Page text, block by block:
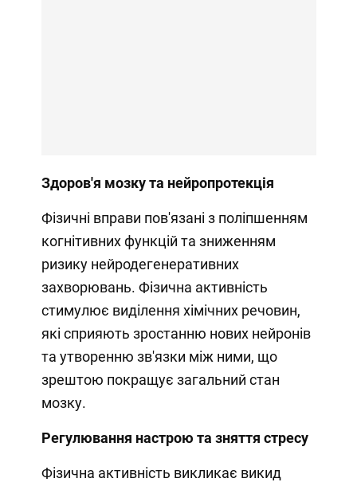
Здоров'я мозку та нейропротекція
Фізичні вправи пов'язані з поліпшенням
когнітивних функцій та зниженням
ризику нейродегенеративних
захворювань. Фізична активність
стимулює виділення хімічних речовин,
які сприяють зростанню нових нейронів
та утворенню зв'язки між ними, що
зрештою покращує загальний стан
мозку.
Регулювання настрою та зняття стресу
Фізична активність викликає викид